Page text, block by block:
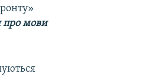
про мови